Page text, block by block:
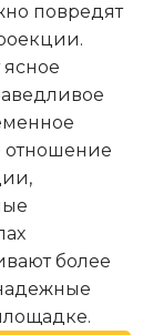
повредят
отношение
более